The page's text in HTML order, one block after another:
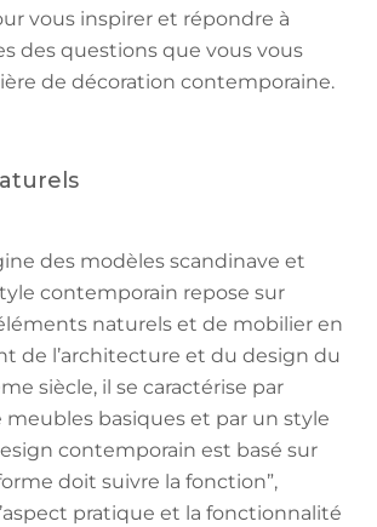
vous inspirer et répondre à
des questions que vous vous
de décoration contemporaine.
des modèles scandinave et
contemporain repose sur
naturels et de mobilier en
de l’architecture et du design du
siècle, il se caractérise par
meubles basiques et par un style
contemporain est basé sur
doit suivre la fonction”,
pratique et la fonctionnalité